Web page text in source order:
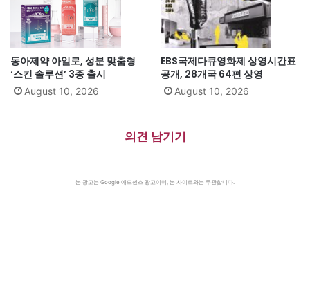
동아제약 아일로, 성분 맞춤형
‘스킨 솔루션’ 3종 출시
August 10, 2026
EBS국제다큐영화제 상영시간표
공개, 28개국 64편 상영
August 10, 2026
의견 남기기
본 광고는 Google 애드센스 광고이며, 본 사이트와는 무관합니다.